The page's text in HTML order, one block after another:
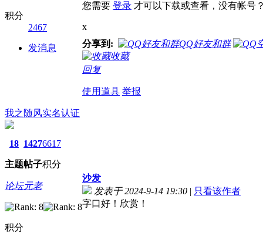
积分
2467
发消息
您需要 登录 才可以下载或查看，没有帐号
x
分享到:
QQ好友和群
收藏
回复
使用道具 举报
我之随风实名认证
18
主题
1427
帖子
6617
积分
论坛元老
积分
沙发
发表于 2024-9-14 19:30 | 只看该作者
字口好！欣赏！